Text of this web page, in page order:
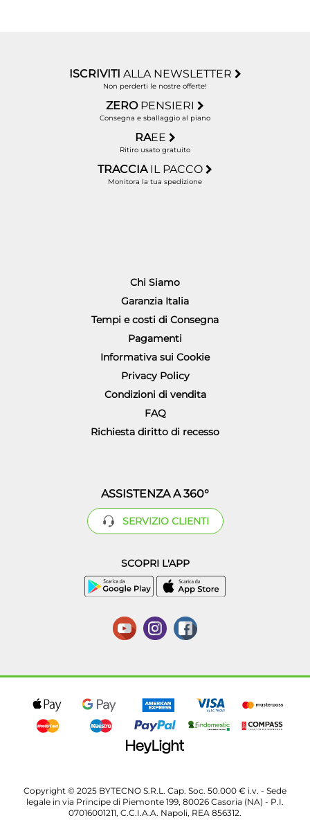
ISCRIVITI ALLA NEWSLETTER
Non perderti le nostre offerte!
ZERO PENSIERI
Consegna e sballaggio al piano
RAEE
Ritiro usato gratuito
TRACCIA IL PACCO
Monitora la tua spedizione
Chi Siamo
Garanzia Italia
Tempi e costi di Consegna
Pagamenti
Informativa sui Cookie
Privacy Policy
Condizioni di vendita
FAQ
Richiesta diritto di recesso
ASSISTENZA A 360°
SERVIZIO CLIENTI
SCOPRI L'APP
Copyright © 2025 BYTECNO S.R.L. Cap. Soc. 50.000 € i.v. - Sede
legale in via Principe di Piemonte 199, 80026 Casoria (NA) - P.I.
07016001211, C.C.I.A.A. Napoli, REA 856312.